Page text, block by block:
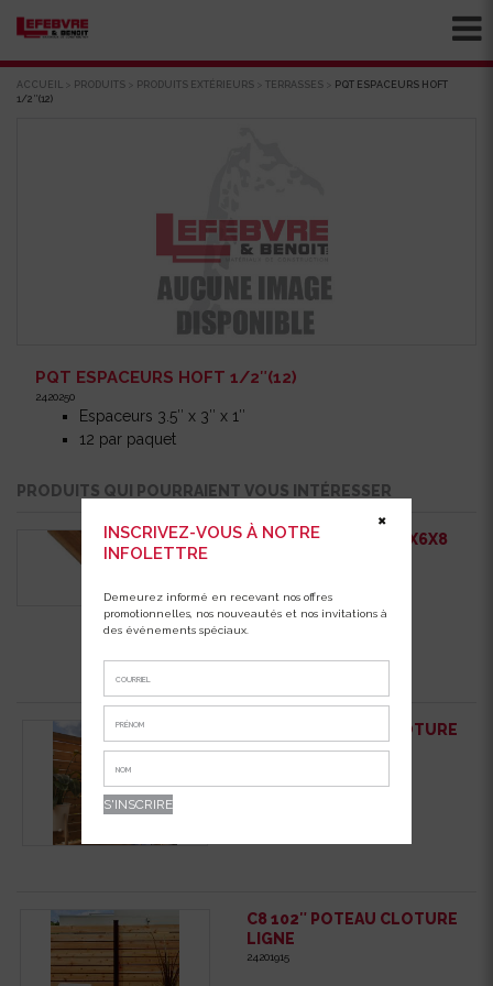
ACCUEIL > PRODUITS > PRODUITS EXTÉRIEURS > TERRASSES > PQT ESPACEURS HOFT
1/2″(12)
PQT ESPACEURS HOFT 1/2″(12)
2420250
Espaceurs 3.5″ x 3″ x 1″
12 par paquet
PRODUITS QUI POURRAIENT VOUS INTÉRESSER
BOIS TRAITE BRUN 2X6X8
B8 102″ POTEAU CLOTURE
COIN
C8 102″ POTEAU CLOTURE
LIGNE
24201915
INSCRIVEZ-VOUS À NOTRE
INFOLETTRE
Demeurez informé en recevant nos offres
promotionnelles, nos nouveautés et nos invitations à
des événements spéciaux.
✖